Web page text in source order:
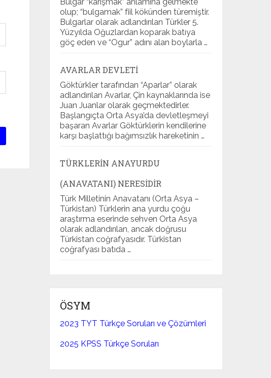
olup; “bulgamak” fiil kökünden türemiştir.
Bulgarlar olarak adlandırılan Türkler 5.
Yüzyılda Oğuzlardan koparak batıya
göç eden ve “Ogur” adını alan boylarla …
AVARLAR DEVLETI
Göktürkler tarafından “Aparlar” olarak
adlandırılan Avarlar, Çin kaynaklarında ise
Juan Juanlar olarak geçmektedirler.
Başlangıçta Orta Asya’da devletleşmeyi
başaran Avarlar Göktürklerin kendilerine
karşı başlattığı bağımsızlık hareketinin …
TÜRKLERIN ANAYURDU
(ANAVATANI) NERESIDIR
Türk Milletinin Anavatanı (Orta Asya –
Türkistan) Türklerin ana yurdu çoğu
araştırma eserinde sehven Orta Asya
olarak adlandırılan, ancak doğrusu
Türkistan coğrafyasıdır. Türkistan
coğrafyası batıda …
ÖSYM
2023 TYT Türkçe Soruları ve Çözümleri
2025 KPSS Türkçe Soruları